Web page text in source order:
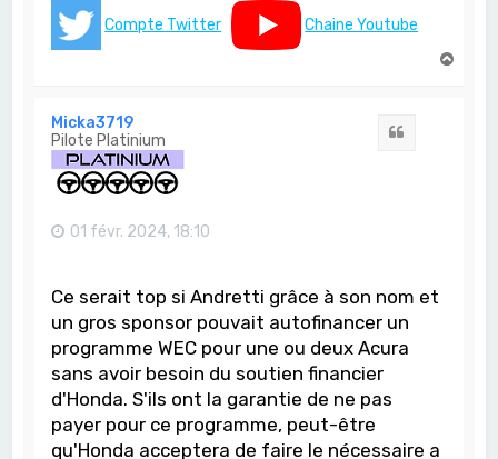
Compte Twitter
Chaine Youtube
Micka3719
Pilote Platinium
01 févr. 2024, 18:10
Ce serait top si Andretti grâce à son nom et
un gros sponsor pouvait autofinancer un
programme WEC pour une ou deux Acura
sans avoir besoin du soutien financier
d'Honda. S'ils ont la garantie de ne pas
payer pour ce programme, peut-être
qu'Honda acceptera de faire le nécessaire a